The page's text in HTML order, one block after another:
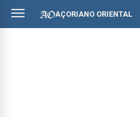
AÇORIANO ORIENTAL